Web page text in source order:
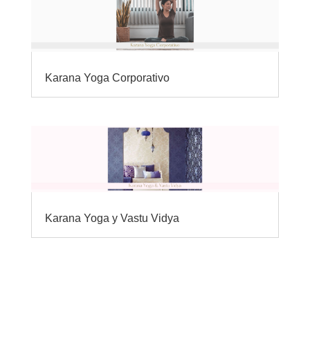
Karana Yoga Corporativo
Karana Yoga y Vastu Vidya